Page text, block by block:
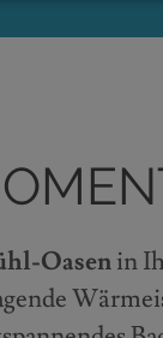
Oasenin